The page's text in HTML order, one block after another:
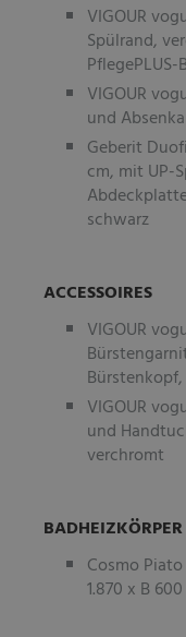
VIGOUR
Spülrand,
VIGOUR
und
Geberit
cm, mit UP-
schwarz
ACCESSOIRES
VIGOUR
VIGOUR
und
verchromt
BADHEIZKÖRPER
Cosmo
1.870 x B